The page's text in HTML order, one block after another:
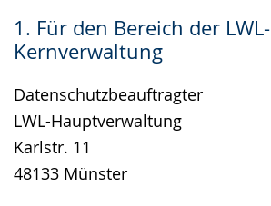
1. Für den Bereich der LWL-
Kernverwaltung
Datenschutzbeauftragter
LWL-Hauptverwaltung
Karlstr. 11
48133 Münster
Gebärdensprache
wird
angezeigt.